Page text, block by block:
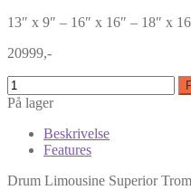
13″ x 9″ – 16″ x 16″ – 18″ x
20999,-
På lager
Beskrivelse
Features
Drum Limousine Superior